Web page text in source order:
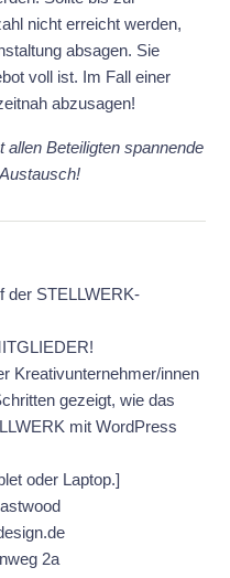
nicht erreicht werden,
absagen. Sie
voll ist. Im Fall einer
abzusagen!
Beteiligten spannende
der STELLWERK-
Kreativunternehmer/innen
gezeigt, wie das
mit WordPress
oder Laptop.]
2a